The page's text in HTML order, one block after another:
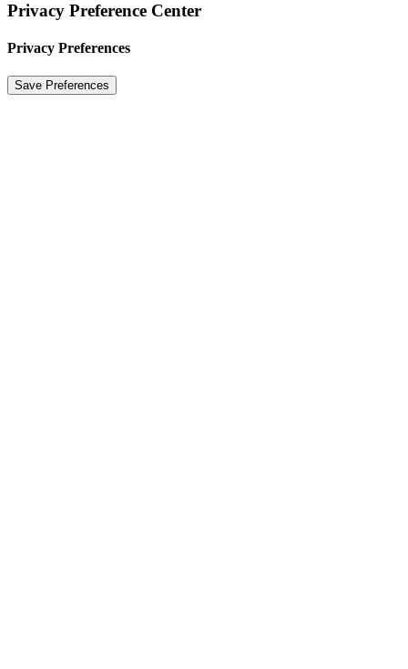
Privacy Preference Center
Privacy Preferences